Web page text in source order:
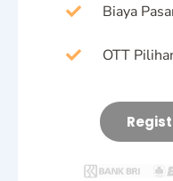
Biaya
OTT